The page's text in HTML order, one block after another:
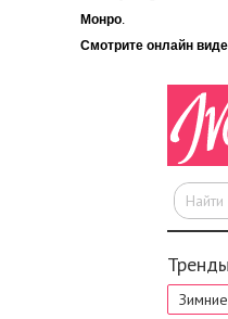
Монро.
Смотрите онлайн